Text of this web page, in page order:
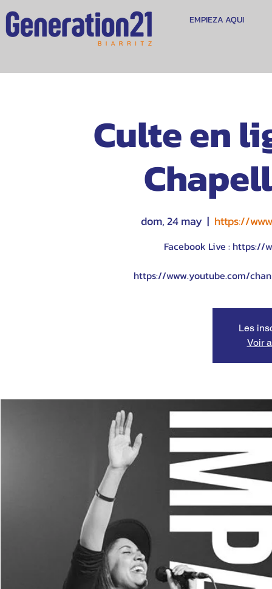
EMPIEZA AQUI
Culte en
dom, 24 may
  |
https://
Facebook Live : https://
https://www.youtube.com/
Les
Voir